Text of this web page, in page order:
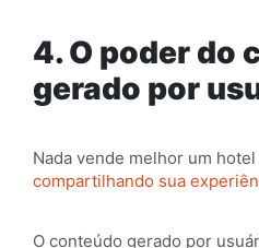
4. O poder do
gerado por
Nada vende melhor um
compartilhando sua
O conteúdo gerado por